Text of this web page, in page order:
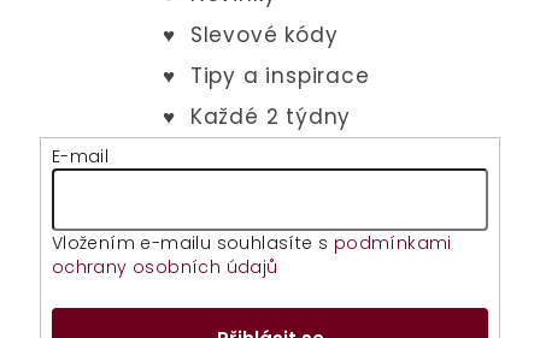
E-mail
Vložením e-mailu souhlasíte s podmínkami
ochrany osobních údajů